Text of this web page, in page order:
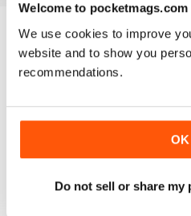
Welcome to pocketmags.com
We use cookies to improve
website and to show you
recommendations.
OK
Do not sell or share
EDIZIONI INDIETRO